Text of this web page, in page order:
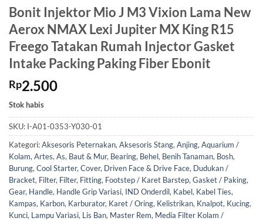
Bonit Injektor Mio J M3 Vixion Lama New
Aerox NMAX Lexi Jupiter MX King R15
Freego Tatakan Rumah Injector Gasket
Intake Packing Paking Fiber Ebonit
Rp2.500
Stok habis
SKU: I-A01-0353-Y030-01
Kategori:Aksesoris Peternakan, Aksesoris Stang, Anjing, Aquarium /
Kolam, Artes, As, Baut & Mur, Bearing, Behel, Benih Tanaman, Bosh,
Burung, Cool Starter, Cover, Driven Face & Drive Face, Dudukan /
Bracket, Filter, Filter, Fitting, Footstep / Karet Barstep, Gasket / Paking,
Gear, Handle, Handle Grip Variasi, IND Onderdil, Kabel, Kabel Ties,
Kampas, Karbon, Karburator, Karet / Oring, Kelistrikan, Knalpot, Kucing,
Kunci, Lampu Variasi, Lis Ban, Master Rem, Media Filter Kolam /